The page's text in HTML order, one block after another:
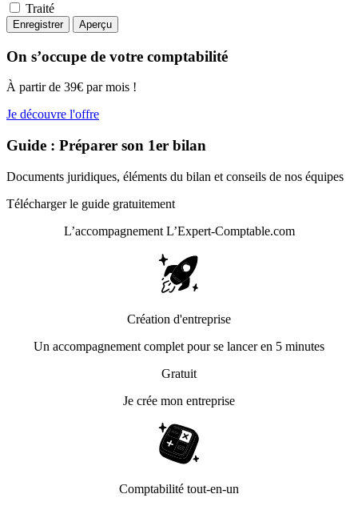
Traité
On s’occupe de votre comptabilité
À partir de 39€ par mois !
Je découvre l'offre
Guide : Préparer son 1er bilan
Documents juridiques, éléments du bilan et conseils de nos équipes
Télécharger le guide gratuitement
L’accompagnement L’Expert-Comptable.com
Création d'entreprise
Un accompagnement complet pour se lancer en 5 minutes
Gratuit
Je crée mon entreprise
Comptabilité tout-en-un